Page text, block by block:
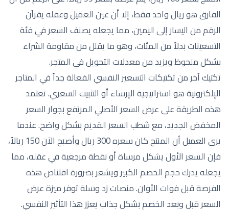
الفارق هو ريال واحد فقط، إلا أن عين العميل وعقله يقرآن
الرقم من اليسار إلى اليمين، مما يجعله يصنف السعر في فئة
التسعينات بدلاً من المئات، وهو ما يقلل من مقاومة الشراء
بشكل ملحوظ ويزيد من معدلات التحويل في المتجر.
تكتيك آخر من تكتيكات التسعير النفسي الفعالة جداً في المتاجر
الإلكترونية هو استراتيجية الإرساء أو التثبيت السعري. تعتمد
هذه الطريقة على عرض السعر الأصلي المرتفع بجوار السعر
المخفض الجديد، مع شطب السعر القديم بشكل واضح. عندما
يرى العميل أن المنتج كان سعره 300 ريال وأصبح الآن 150 ريالاً،
فإن السعر الأول يشكل مرساة أو نقطة مرجعية في عقله، مما
يجعله يدرك حجم الخصم الكبير ويشعر بضرورة اقتناص هذه
الفرصة قبل فوات الأوان. منصات زد وسلة توفر ميزة عرض
السعر قبل وبعد الخصم بشكل جذاب يعزز هذا التأثير النفسي.